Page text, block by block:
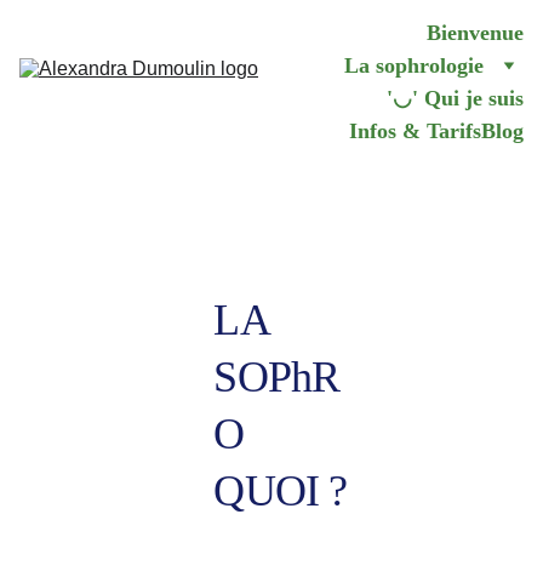
Bienvenue
La sophrologie
'◡' Qui je suis
Infos & TarifsBlog
LA
SOPhR
O
QUOI ?